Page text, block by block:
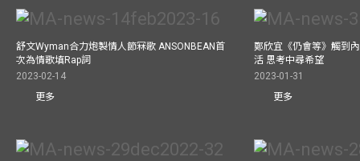
舒文Wyman合力炮製情人節冧歌 ANSONBEAN首
次為情歌填Rap詞
2023-02-14
更多
鄭欣宜《仍會等》觸到
活 思考中尋希望
2023-01-31
更多